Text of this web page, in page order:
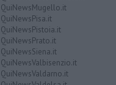
QuiNewsMugello.it
QuiNewsPisa.it
QuiNewsPistoia.it
QuiNewsPrato.it
QuiNewsSiena.it
QuiNewsValbisenzio.it
QuiNewsValdarno.it